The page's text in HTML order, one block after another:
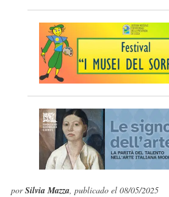
porSilvia Mazza, publicado el 08/05/2025